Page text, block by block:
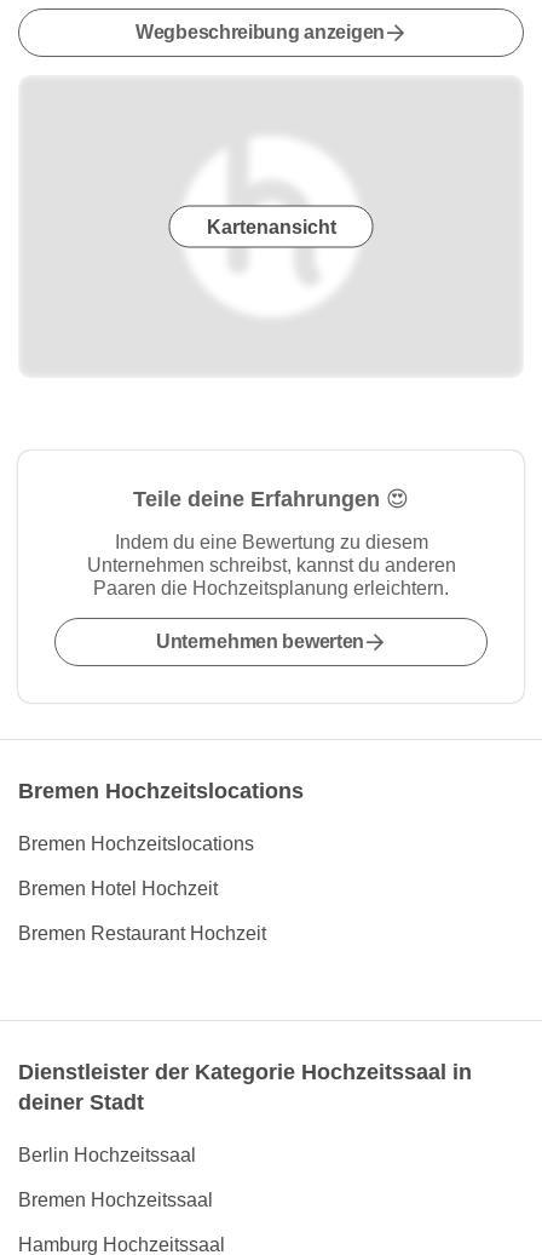
Wegbeschreibung anzeigen
Kartenansicht
Teile deine Erfahrungen 😍
Indem du eine Bewertung zu diesem
Unternehmen schreibst, kannst du anderen
Paaren die Hochzeitsplanung erleichtern.
Unternehmen bewerten
Bremen Hochzeitslocations
Bremen Hochzeitslocations
Bremen Hotel Hochzeit
Bremen Restaurant Hochzeit
Dienstleister der Kategorie Hochzeitssaal in
deiner Stadt
Berlin Hochzeitssaal
Bremen Hochzeitssaal
Hamburg Hochzeitssaal